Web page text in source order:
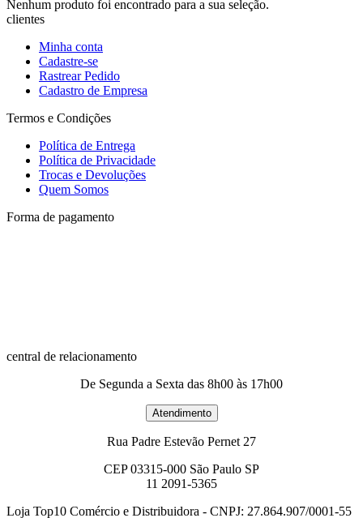
Nenhum produto foi encontrado para a sua seleção.
clientes
Minha conta
Cadastre-se
Rastrear Pedido
Cadastro de Empresa
Termos e Condições
Política de Entrega
Política de Privacidade
Trocas e Devoluções
Quem Somos
Forma de pagamento
central de relacionamento
De Segunda a Sexta das 8h00 às 17h00
Rua Padre Estevão Pernet 27
CEP 03315-000 São Paulo SP
11 2091-5365
Loja Top10 Comércio e Distribuidora - CNPJ: 27.864.907/0001-55